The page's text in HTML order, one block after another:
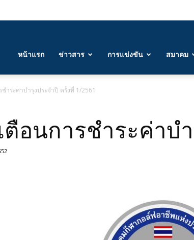
หน้าแรก ข่าวสาร การแข่งขัน สมาคม
ำระค่าบำรุงประจำปี ครั้งที่ 1/2561
ตือนการชำระค่าบ